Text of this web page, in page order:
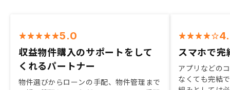
5.0
収益物件購入のサポートをして
くれるパートナー
物件選びからローンの手配、物件管理まで
スマホで完
アプリなどの
なくても完結